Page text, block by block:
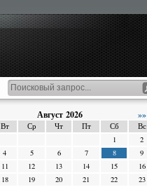
Август 2026 »»
Вт Ср Чт Пт Сб
Вс
1
2
4 5 6 7 8
9
11 12 13 14 15
16
18 19 20 21 22
23